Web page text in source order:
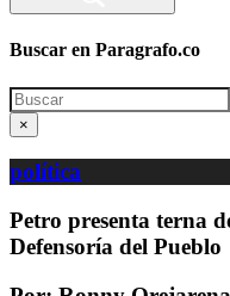
Buscar en Paragrafo.co
Search
×
política
Petro presenta terna
Defensoría del Pueblo